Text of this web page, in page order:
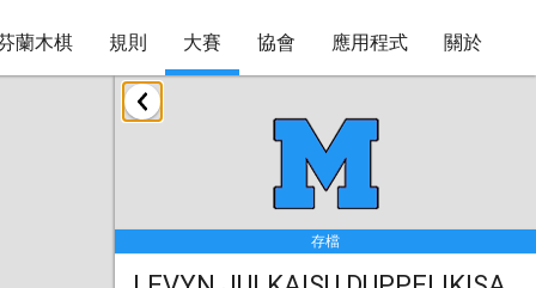
蘭木棋 規則 大賽 協會 應用程式 關於
存檔
2021年2月
2021年2月13日| 芬蘭
Tournoi d'adresse "couvre feu"
2021年2月19日 |法國